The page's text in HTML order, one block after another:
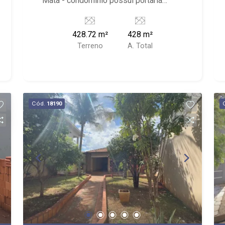
VRStar Shop, Mata Santa Tereza,
Shopping Iguatemi e Ribeirão Shopping
428.72 m²
Terreno
428 m²
A. Total
Cód. 18190